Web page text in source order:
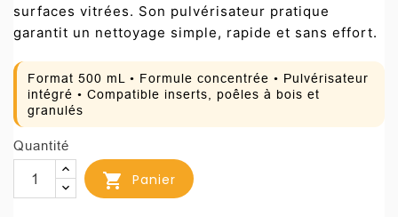
surfaces vitrées. Son pulvérisateur pratique
garantit un nettoyage simple, rapide et sans effort.
Format 500 mL • Formule concentrée • Pulvérisateur
intégré • Compatible inserts, poêles à bois et
granulés
Quantité
 Panier